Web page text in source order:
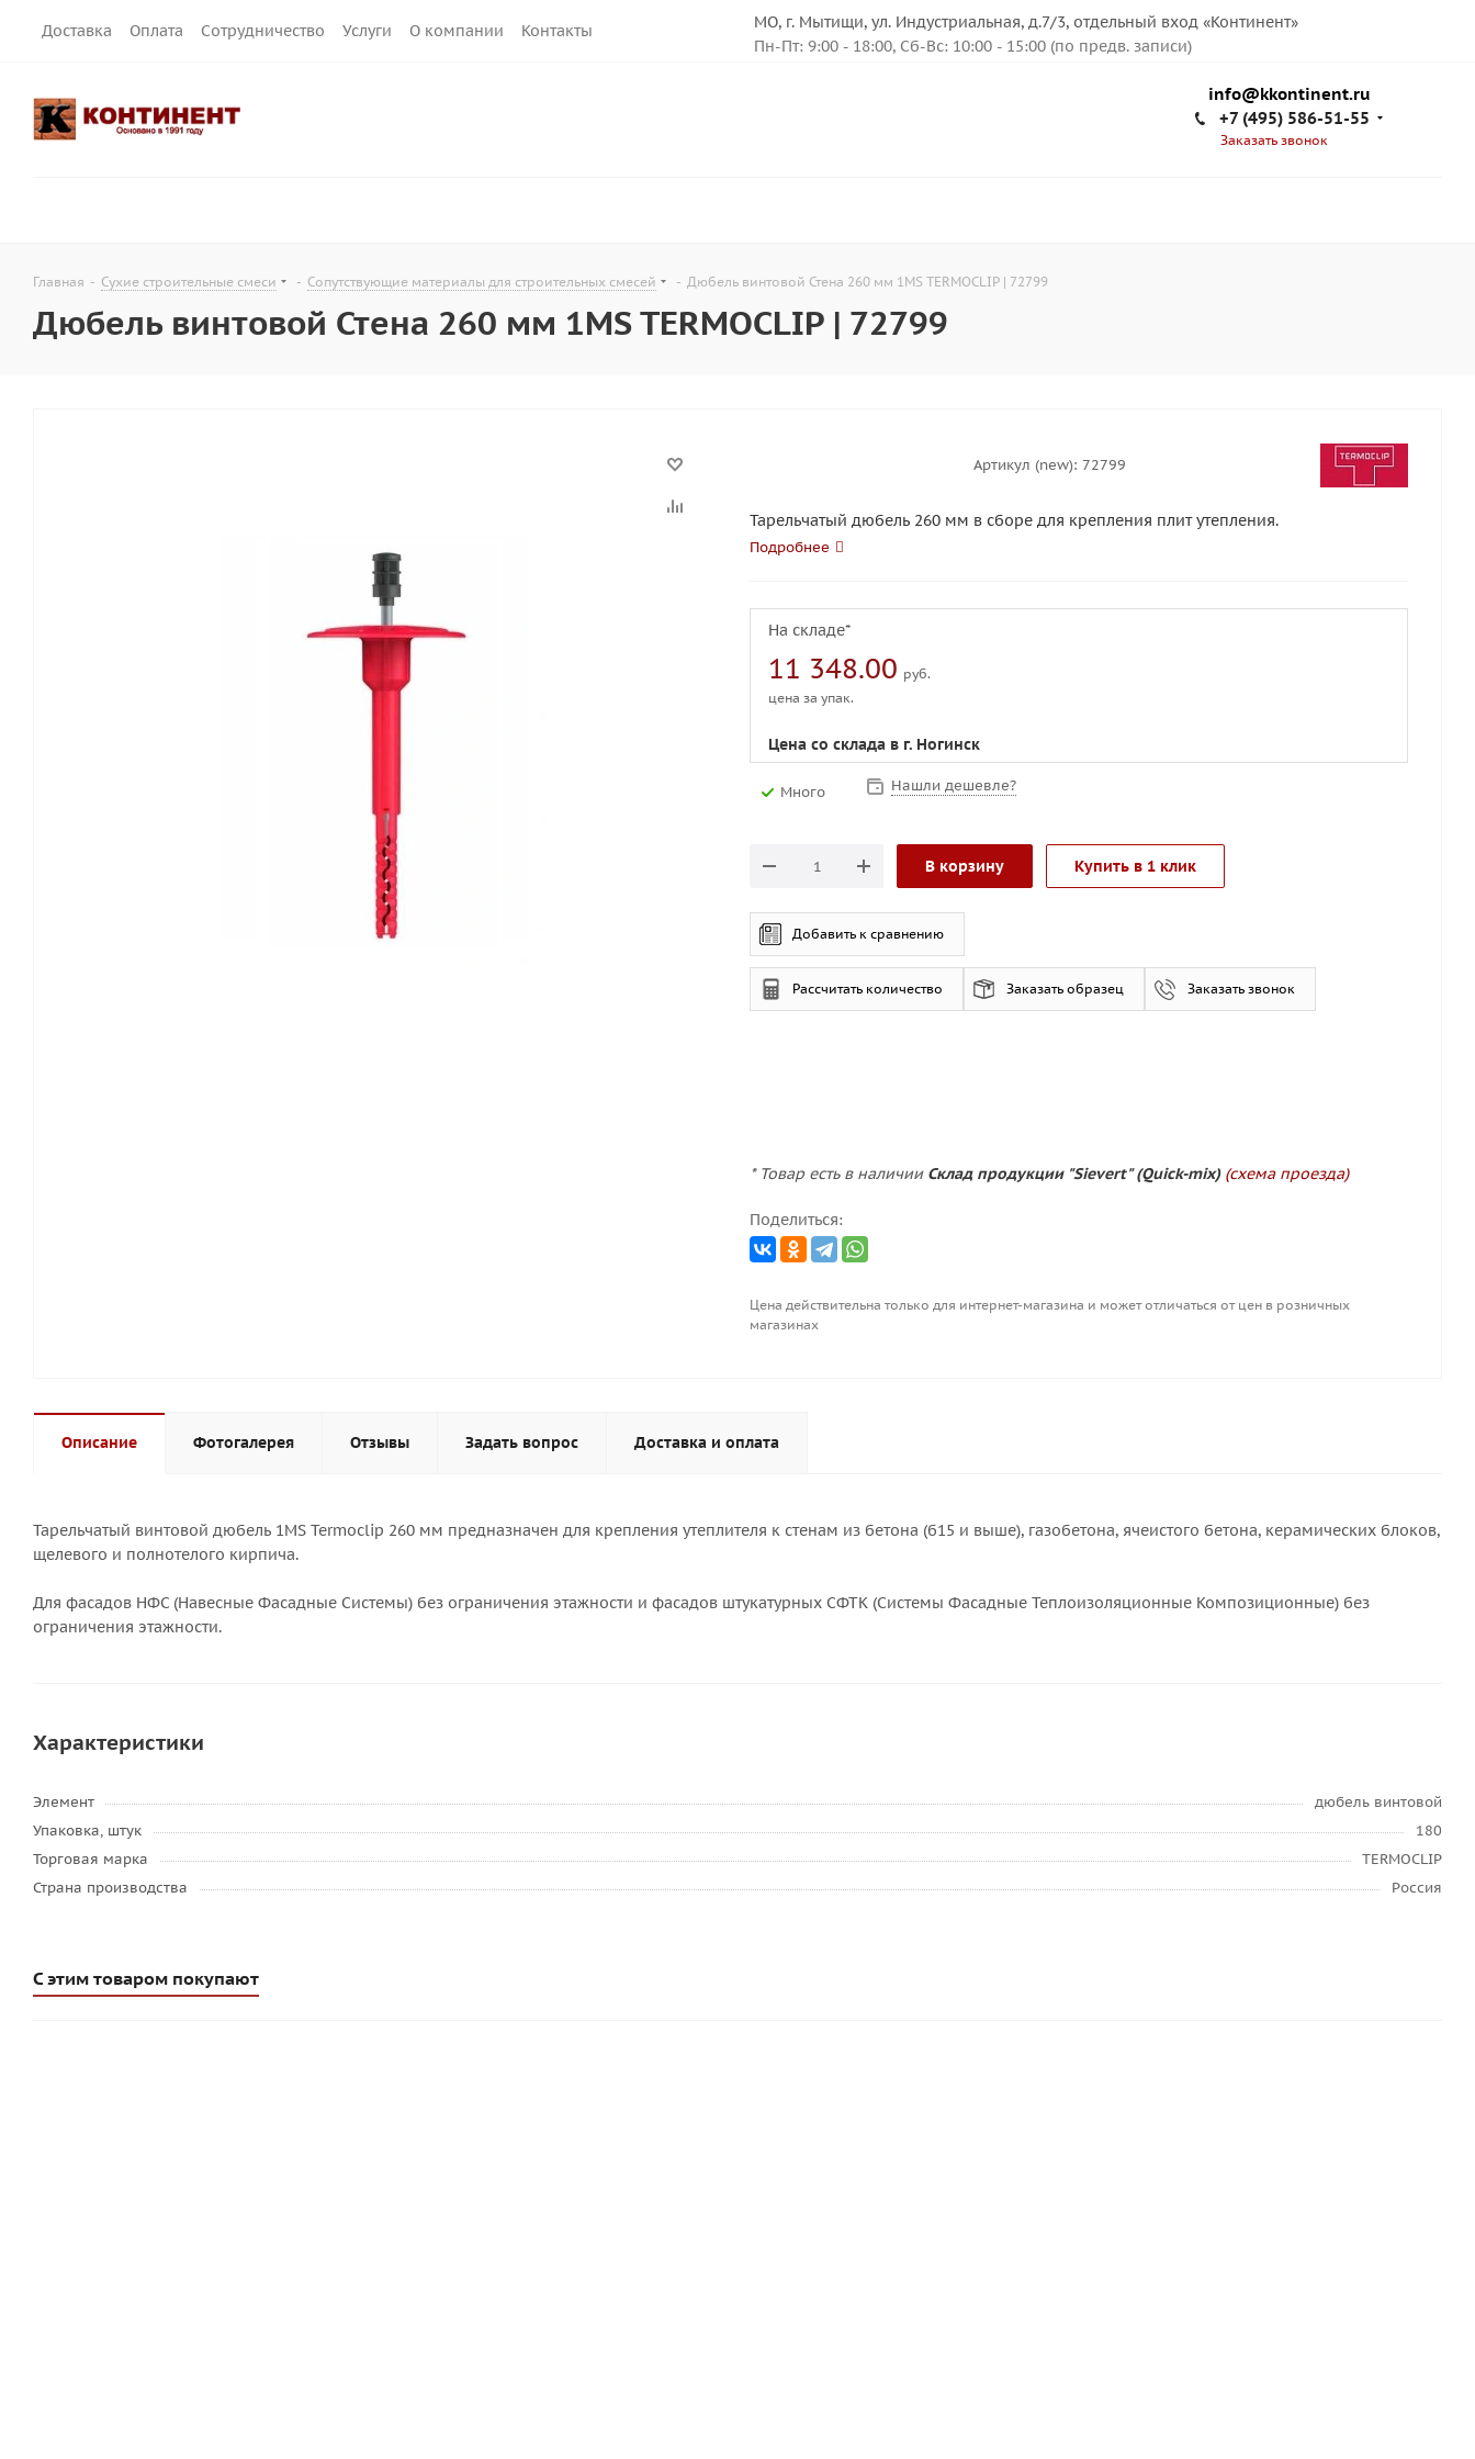
Доставка Оплата Сотрудничество Услуги О компании Контакты
МО, г. Мытищи, ул. Индустриальная, д.7/3, отдельный вход «Континент»
Пн-Пт: 9:00 - 18:00, Сб-Вс: 10:00 - 15:00 (по предв. записи)
info@kkontinent.ru
+7 (495) 586-51-55
Заказать звонок
Главная - Сухие строительные смеси - Сопутствующие материалы для строительных смесей - Дюбель винтовой Стена 260 мм 1MS TERMOCLIP | 72799
Дюбель винтовой Стена 260 мм 1MS TERMOCLIP | 72799
Артикул (new): 72799
Тарельчатый дюбель 260 мм в сборе для крепления плит утепления.
Подробнее
На складе*
11 348.00 руб.
цена за упак.
Цена со склада в г. Ногинск
Много Нашли дешевле?
В корзину Купить в 1 клик
Добавить к сравнению
Рассчитать количество Заказать образец Заказать звонок
* Товар есть в наличии Склад продукции "Sievert" (Quick-mix) (схема проезда)
Поделиться:
Цена действительна только для интернет-магазина и может отличаться от цен в розничных
магазинах
Описание Фотогалерея Отзывы Задать вопрос Доставка и оплата
Тарельчатый винтовой дюбель 1MS Termoclip 260 мм предназначен для крепления утеплителя к стенам из бетона (б15 и выше), газобетона, ячеистого бетона, керамических блоков,
щелевого и полнотелого кирпича.
Для фасадов НФС (Навесные Фасадные Системы) без ограничения этажности и фасадов штукатурных СФТК (Системы Фасадные Теплоизоляционные Композиционные) без
ограничения этажности.
Характеристики
Элемент
дюбель винтовой
Упаковка, штук
180
Торговая марка
TERMOCLIP
Страна производства
Россия
С этим товаром покупают